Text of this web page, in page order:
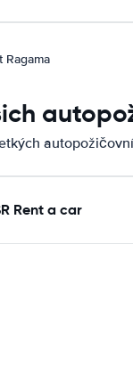
Ragama
Rent a car